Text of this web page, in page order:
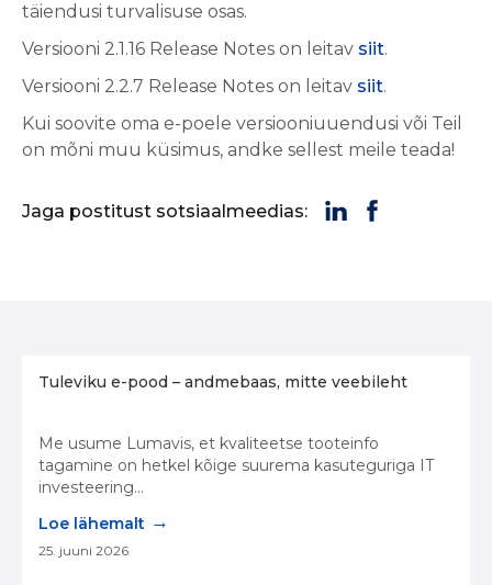
täiendusi turvalisuse osas.
Versiooni 2.1.16 Release Notes on leitav siit.
Versiooni 2.2.7 Release Notes on leitav siit.
Kui soovite oma e-poele versiooniuuendusi või Teil
on mõni muu küsimus, andke sellest meile teada!
Jaga postitust sotsiaalmeedias:
Tuleviku e-pood – andmebaas, mitte veebileht
Me usume Lumavis, et kvaliteetse tooteinfo
tagamine on hetkel kõige suurema kasuteguriga IT
investeering...
Loe lähemalt →
25. juuni 2026